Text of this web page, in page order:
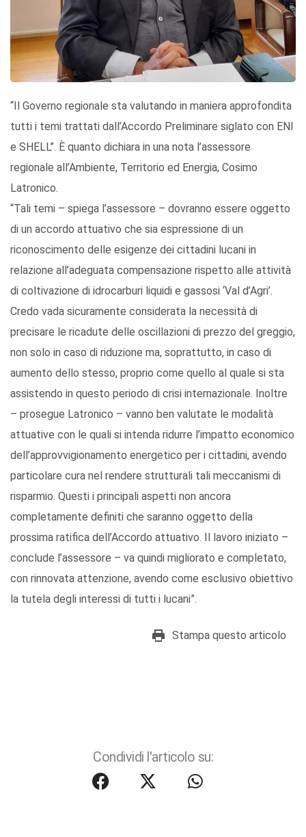
“Il Governo regionale sta valutando in maniera approfondita
tutti i temi trattati dall’Accordo Preliminare siglato con ENI
e SHELL”. È quanto dichiara in una nota l’assessore
regionale all’Ambiente, Territorio ed Energia, Cosimo
Latronico.
“Tali temi – spiega l’assessore – dovranno essere oggetto
di un accordo attuativo che sia espressione di un
riconoscimento delle esigenze dei cittadini lucani in
relazione all’adeguata compensazione rispetto alle attività
di coltivazione di idrocarburi liquidi e gassosi ‘Val d’Agri’.
Credo vada sicuramente considerata la necessità di
precisare le ricadute delle oscillazioni di prezzo del greggio,
non solo in caso di riduzione ma, soprattutto, in caso di
aumento dello stesso, proprio come quello al quale si sta
assistendo in questo periodo di crisi internazionale. Inoltre
– prosegue Latronico – vanno ben valutate le modalità
attuative con le quali si intenda ridurre l’impatto economico
dell’approvvigionamento energetico per i cittadini, avendo
particolare cura nel rendere strutturali tali meccanismi di
risparmio. Questi i principali aspetti non ancora
completamente definiti che saranno oggetto della
prossima ratifica dell’Accordo attuativo. Il lavoro iniziato –
conclude l’assessore – va quindi migliorato e completato,
con rinnovata attenzione, avendo come esclusivo obiettivo
la tutela degli interessi di tutti i lucani”.
Stampa questo articolo
Condividi l'articolo su: